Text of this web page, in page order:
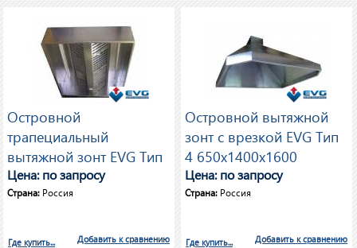
Островной
трапециальный
вытяжной зонт EVG Тип
3 350х1600х2000
Цена: по запросу
Страна: Россия
Добавить к сравнению
Где купить...
Островной вытяжной
зонт с врезкой EVG Тип
4 650х1400х1600
Цена: по запросу
Страна: Россия
Добавить к сравнению
Где купить...